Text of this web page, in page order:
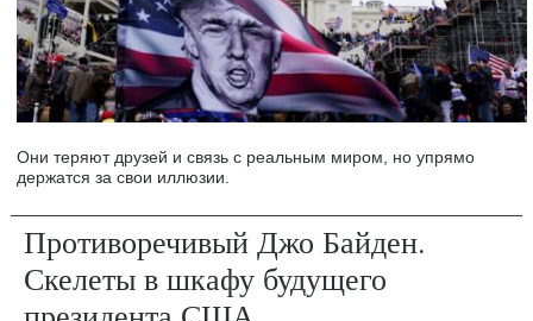
Они теряют друзей и связь с реальным миром, но упрямо
держатся за свои иллюзии.
Противоречивый Джо Байден.
Скелеты в шкафу будущего